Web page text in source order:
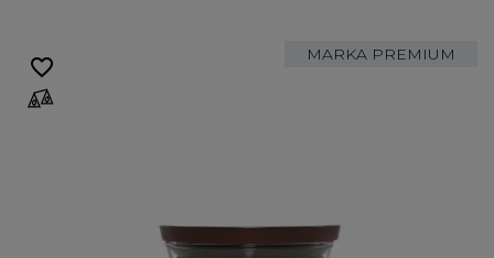
MARKA PREMIUM
favorite_border